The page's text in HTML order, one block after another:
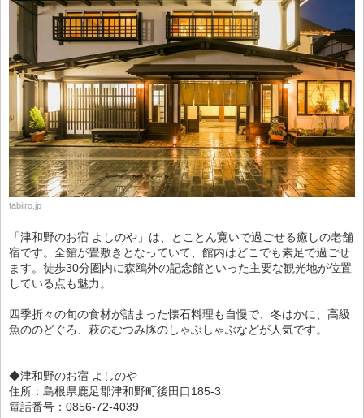
tabiiro.jp
「津和野のお宿 よしのや」は、とことん寛いで過ごせる癒しの老舗
宿です。全館が畳敷きとなっていて、館内はどこでも素足で過ごせ
ます。徒歩30分圏内に森鴎外の記念館といった主要な観光地が位置
している点も魅力。
四季折々の旬の食材が詰まった懐石料理も自慢で、冬はかに、高級
魚ののどぐろ、萩のむつみ豚のしゃぶしゃぶなどが人気です。
◆津和野のお宿 よしのや
住所：島根県鹿足郡津和野町後田口185-3
電話番号：0856-72-4039